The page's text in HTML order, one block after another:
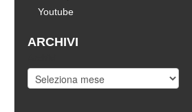
Youtube
ARCHIVI